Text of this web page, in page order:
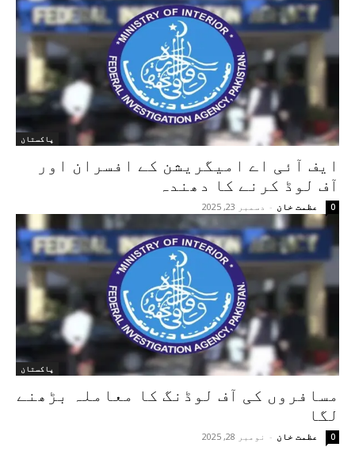
پاکستان
ایف آئی اے امیگریشن کے افسران اور
آف لوڈ کرنے کا دھندہ
عظمت خان - دسمبر 23, 2025 0
پاکستان
مسافروں کی آف لوڈنگ کا معاملہ بڑھنے
لگا
عظمت خان - نومبر 28, 2025 0